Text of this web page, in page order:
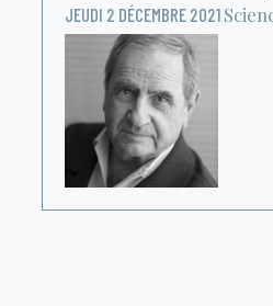
JEUDI 2 DÉCEMBRE 2021